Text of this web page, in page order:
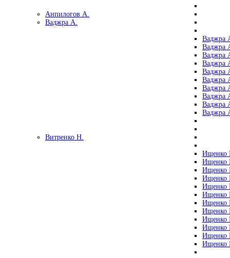
Анпилогов А.
Ваджра А.
Ваджра
Ваджра
Ваджра
Ваджра
Ваджра
Ваджра
Ваджра
Ваджра
Ваджра
Ваджра
Витренко Н.
Ищенко
Ищенко
Ищенко
Ищенко
Ищенко
Ищенко
Ищенко
Ищенко
Ищенко
Ищенко
Ищенко
Ищенко